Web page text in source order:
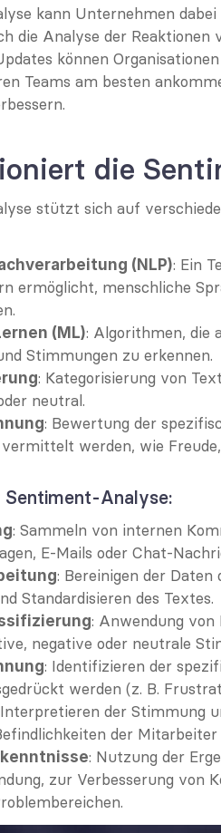
kann Unternehmen
die Analyse der
können
Teams am besten
die
stützt sich auf
(NLP): Ein
ermöglicht, menschliche
(ML): Algorithmen, die
Stimmungen zu erkennen.
: Kategorisierung von
neutral.
: Bewertung der
werden, wie
Sentiment-Analyse:
: Sammeln von internen
E-Mails oder Chat-
: Bereinigen der
Standardisieren des Textes.
: Anwendung von
negative oder neutrale
: Identifizieren der
werden (z. B.
der Stimmung
der
: Nutzung der
zur Verbesserung von